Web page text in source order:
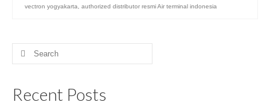
vectron yogyakarta
authorized distributor resmi Air terminal indonesia
Search
Recent Posts